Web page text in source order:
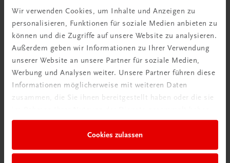
Wir verwenden Cookies, um Inhalte und Anzeigen zu
personalisieren, Funktionen für soziale Medien anbieten zu
können und die Zugriffe auf unsere Website zu analysieren.
Außerdem geben wir Informationen zu Ihrer Verwendung
unserer Website an unsere Partner für soziale Medien,
Werbung und Analysen weiter. Unsere Partner führen diese
Informationen möglicherweise mit weiteren Daten
zusammen, die Sie ihnen bereitgestellt haben oder die sie
Cookies zulassen
Bildung
Mathematik für die Berufsreifeprüfung (Teil 2) – E-
Book
E-Book in der TRAUNER-DigiBox
E-Book und digitales Zusatzpaket
€ 25,33